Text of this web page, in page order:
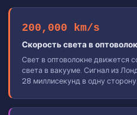
200,000 km/s
Скорость света в
Свет в оптоволокне движется
света в вакууме. Сигнал из
28 миллисекунд в одну сторону.